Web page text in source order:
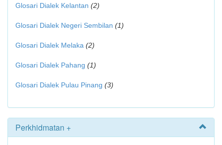
Glosari Dialek Kelantan (2)
Glosari Dialek Negeri Sembilan (1)
Glosari Dialek Melaka (2)
Glosari Dialek Pahang (1)
Glosari Dialek Pulau Pinang (3)
Perkhidmatan +